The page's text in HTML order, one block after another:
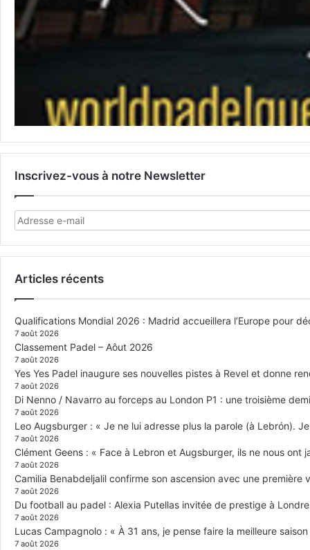
Inscrivez-vous à notre Newsletter
Articles récents
Qualifications Mondial 2026 : Madrid accueillera l’Europe pour
7 août 2026
Classement Padel – Aôut 2026
7 août 2026
Yes Yes Padel inaugure ses nouvelles pistes à Revel et donne
7 août 2026
Di Nenno / Navarro au forceps au London P1 : une troisième
7 août 2026
Leo Augsburger : « Je ne lui adresse plus la parole (à Lebrón).
7 août 2026
Clément Geens : « Face à Lebron et Augsburger, ils ne nous ont
7 août 2026
Camilia Benabdeljalil confirme son ascension avec une première
7 août 2026
Du football au padel : Alexia Putellas invitée de prestige à
7 août 2026
Lucas Campagnolo : « À 31 ans, je pense faire la meilleure
7 août 2026